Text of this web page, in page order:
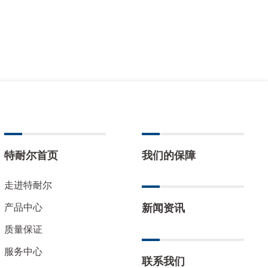
特耐尔首页
走进特耐尔
产品中心
质量保证
服务中心
我们的保障
新闻资讯
联系我们